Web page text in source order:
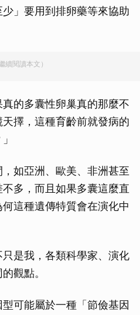
」要用到排卵藥等來協助
續閱讀本文）
的多囊性卵巢真的那麼不
擇，這種育齡前就發病的
如亞洲、歐美、非洲甚至
多，而且如果多囊這麼直
這種遺傳特質會在演化中
是我，各類科學家、演化
觀點。
可能屬於一種「節儉基因